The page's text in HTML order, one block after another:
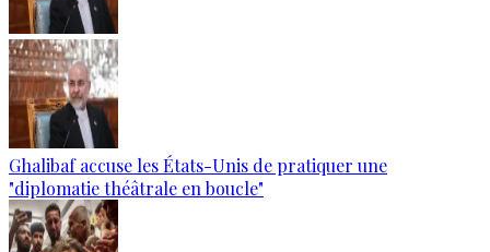
Ghalibaf accuse les États-Unis de pratiquer une
"diplomatie théâtrale en boucle"